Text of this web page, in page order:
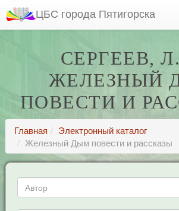
ЦБС города Пятигорска
СЕРГЕЕВ,
ЖЕЛЕЗНЫЙ
ПОВЕСТИ И
Главная
Электронный каталог
Железный Дым повести и рассказы